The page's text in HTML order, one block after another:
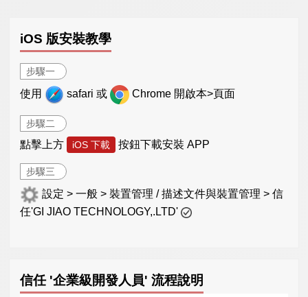
iOS 版安裝教學
步驟一
使用 safari 或 Chrome 開啟本>頁面
步驟二
點擊上方 iOS 下載 按鈕下載安裝 APP
步驟三
設定 > 一般 > 裝置管理 / 描述文件與裝置管理 > 信
任'GI JIAO TECHNOLOGY,.LTD'
信任 '企業級開發人員' 流程說明